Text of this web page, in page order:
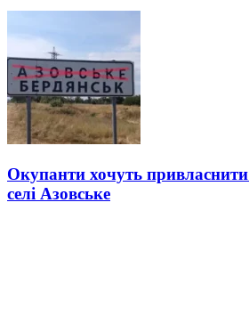
Окупанти хочуть
селі Азовське